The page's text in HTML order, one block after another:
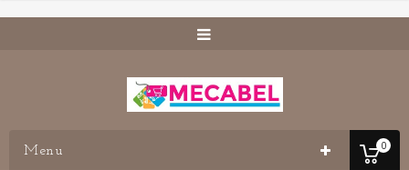
0
Menu